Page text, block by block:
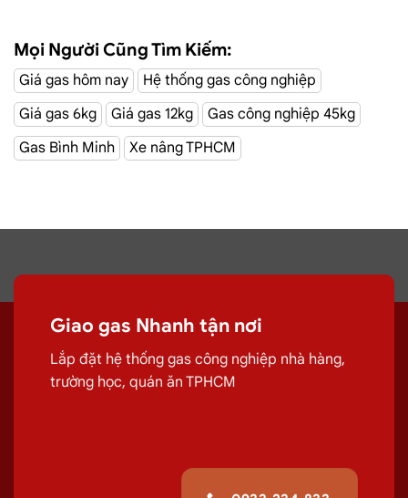
Quý khách cầnđổi gas chính hãng
lòng gọi vào các số hotline bên dưới.
Xin chân thành cảm ơn.
Mọi Người Cũng Tìm Kiếm:
Giá gas hôm nay
Hệ thống gas công nghiệp
Giá gas 6kg
Giá gas 12kg
Gas công nghiệp 45kg
Gas Bình Minh
Xe nâng TPHCM
Giao gas Nhanh tận nơi
Lắp đặt hệ thống gas công nghiệp nhà hàng,
trường học, quán ăn TPHCM